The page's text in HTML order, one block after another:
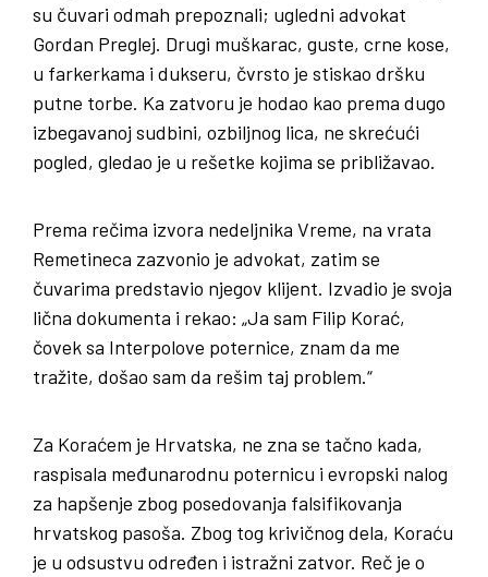
su čuvari odmah prepoznali; ugledni advokat
Gordan Preglej. Drugi muškarac, guste, crne kose,
u farkerkama i dukseru, čvrsto je stiskao dršku
putne torbe. Ka zatvoru je hodao kao prema dugo
izbegavanoj sudbini, ozbiljnog lica, ne skrećući
pogled, gledao je u rešetke kojima se približavao.
Prema rečima izvora nedeljnika Vreme, na vrata
Remetineca zazvonio je advokat, zatim se
čuvarima predstavio njegov klijent. Izvadio je svoja
lična dokumenta i rekao: „Ja sam Filip Korać,
čovek sa Interpolove poternice, znam da me
tražite, došao sam da rešim taj problem.“
Za Koraćem je Hrvatska, ne zna se tačno kada,
raspisala međunarodnu poternicu i evropski nalog
za hapšenje zbog posedovanja falsifikovanja
hrvatskog pasoša. Zbog tog krivičnog dela, Koraću
je u odsustvu određen i istražni zatvor. Reč je o